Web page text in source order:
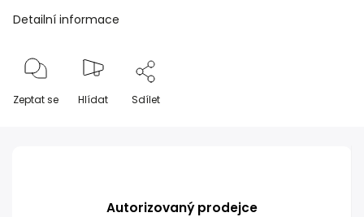
Detailní informace
Zeptat se Hlídat Sdílet
Autorizovaný prodejce